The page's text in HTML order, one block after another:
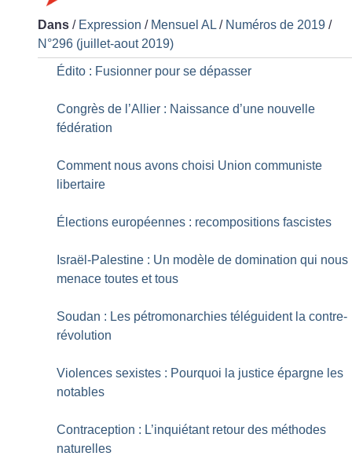
Dans / Expression / Mensuel AL / Numéros de 2019 /
N°296 (juillet-aout 2019)
Édito : Fusionner pour se dépasser
Congrès de l’Allier : Naissance d’une nouvelle
fédération
Comment nous avons choisi Union communiste
libertaire
Élections européennes : recompositions fascistes
Israël-Palestine : Un modèle de domination qui nous
menace toutes et tous
Soudan : Les pétromonarchies téléguident la contre-
révolution
Violences sexistes : Pourquoi la justice épargne les
notables
Contraception : L’inquiétant retour des méthodes
naturelles